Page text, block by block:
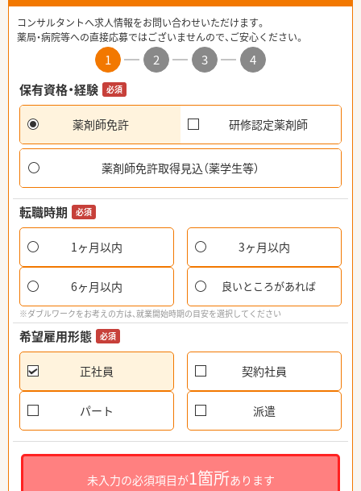
コンサルタントへ求人情報をお問い合わせいただけます。
薬局・病院等への直接応募ではございませんので、ご安心ください。
1 2 3
4
保有資格・経験
必須
薬剤師免許 研修認定薬剤師
薬剤師免許取得見込（薬学生等）
転職時期 必須
1ヶ月以内 3ヶ月以内
6ヶ月以内 良いところがあれば
※ダブルワークをお考えの方は、就業開始時期の目安を選択してください
希望雇用形態 必須
正社員 契約社員
パート 派遣
未入力の必須項目が1箇所あります